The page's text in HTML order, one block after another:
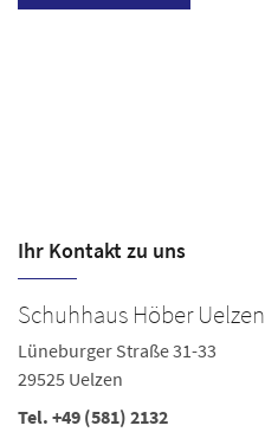
Ihr Kontakt zu uns
Schuhhaus Höber Uelzen
Lüneburger Straße 31-33
29525 Uelzen
Tel. +49 (581) 2132